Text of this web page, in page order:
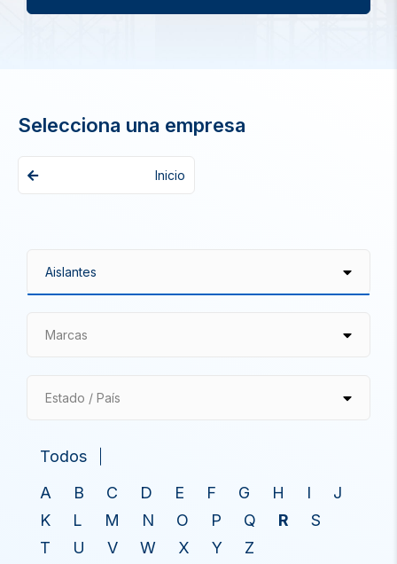
Selecciona una empresa
Inicio
Marcas
Estado / País
Todos
A
B C D E F G H I
J
K
L M N O P Q R
S
T
U V W X Y Z